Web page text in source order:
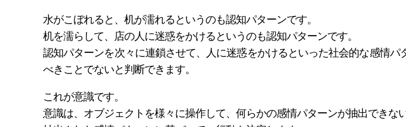
水がこぼれると、机が濡れるというのも認知パターンです。
机を濡らして、店の人に迷惑をかけるというのも認知パターンです。
認知パターンを次々に連鎖させて、人に迷惑をかけるといった社会的な感情
べきことでないと判断できます。
これが意識です。
意識は、オブジェクトを様々に操作して、何らかの感情パターンが抽出できな